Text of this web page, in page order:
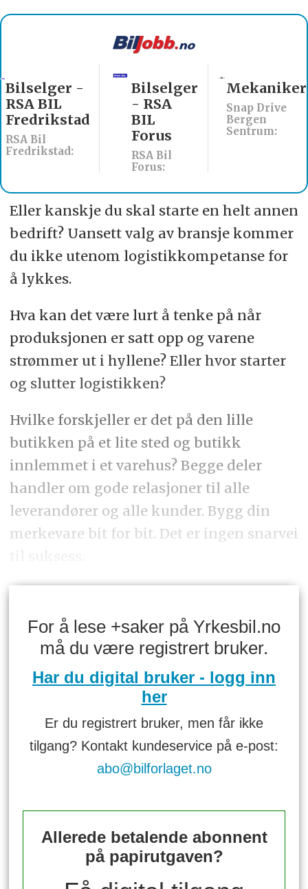
RSA Bil
Bilselger
- RSA
BIL
Forus
Snap Drive
Bergen
Sentrum:
Mekaniker
Billakkerer
søkes til
Werksta
Åsane
Eller kanskje du skal starte en helt annen
bedrift? Uansett valg av bransje kommer
du ikke utenom logistikkompetanse for
å lykkes.
Hva kan det være lurt å tenke på når
produksjonen er satt opp og varene
strømmer ut i hyllene? Eller hvor starter
og slutter logistikken?
Hvilke forskjeller er det på den lille
butikken på et lite sted og butikk
innlemmet i et varehus? Begge deler
handler om gode relasjoner til alle
leverandører og alle kunder. Bygg din
merkevare bit for bit. Det er ingen snarvei
For å lese +saker på Yrkesbil.no
må du være registrert bruker.
Har du digital bruker - logg inn
her
Er du registrert bruker, men får ikke
tilgang? Kontakt kundeservice på e-post:
abo@bilforlaget.no
Allerede betalende abonnent
på papirutgaven?